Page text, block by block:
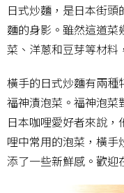
日式炒麵，是日本街
麵的身影。雖然這道
菜、洋蔥和豆芽等材料
橫手的日式炒麵有兩種
福神漬泡菜。福神泡菜
日本咖哩愛好者來說
哩中常用的泡菜，橫
添了一些新鮮感。歡迎